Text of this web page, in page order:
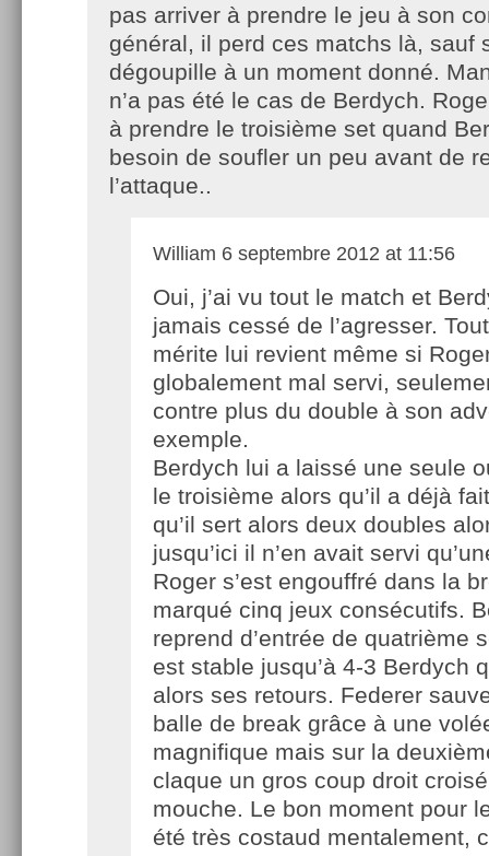
pas arriver à prendre le jeu à son
général, il perd ces matchs là, sauf
dégoupille à un moment donné.
n’a pas été le cas de Berdych.
à prendre le troisième set quand
besoin de soufler un peu avant de
l’attaque..
William 6 septembre 2012 at 11:56
Oui, j’ai vu tout le match et
jamais cessé de l’agresser.
mérite lui revient même si
globalement mal servi,
contre plus du double à son
exemple.
Berdych lui a laissé une seule
le troisième alors qu’il a déjà
qu’il sert alors deux doubles
jusqu’ici il n’en avait servi
Roger s’est engouffré dans la
marqué cinq jeux consécutifs.
reprend d’entrée de quatrième
est stable jusqu’à 4-3 Berdych
alors ses retours. Federer
balle de break grâce à une
magnifique mais sur la
claque un gros coup droit
mouche. Le bon moment pour
été très costaud mentalement,